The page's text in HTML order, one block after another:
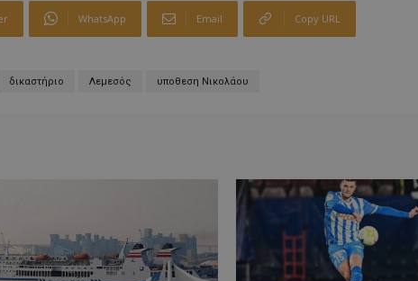
WhatsApp Email Copy URL
δικαστήριο Λεμεσός υποθεση Νικολάου